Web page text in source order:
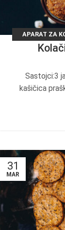
APARAT ZA
Sastojci:3
kašičica
31
MAR